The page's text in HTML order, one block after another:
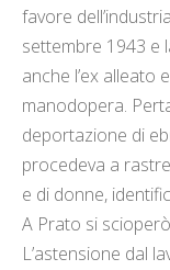
favore
settembre 1943 e
anche l’ex
manodopera.
deportazione di
procedeva a
e di donne,
A Prato si
L’astensione dal